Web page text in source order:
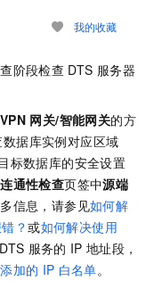
我的收藏
阶段检查 DTS 服务器
网关/智能网关的方
据库实例对应区域
标数据库的安全设置
通性检查页签中源端
信息，请参见如何解
？或如何解决使用
服务的 IP 地址段，
加的 IP 白名单。